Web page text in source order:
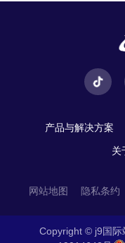
产品与解决方案
关
网站地图 隐私条约
Copyright © j9国际